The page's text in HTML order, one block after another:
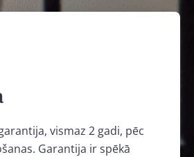
vismaz 2 gadi, pēc
Garantija ir spēkā